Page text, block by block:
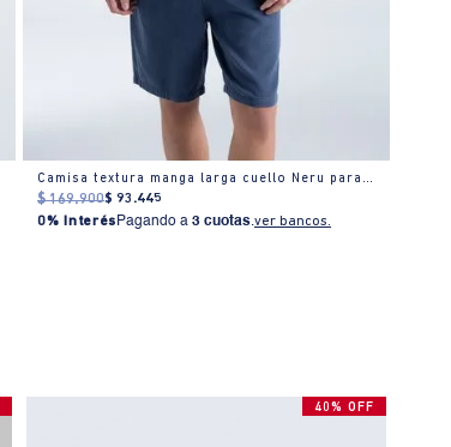
Camisa textura manga larga cuello Neru para hombre
$ 169.900$ 93 .445
0% Interés Pagando a3 cuotas.ver bancos.
40% OFF